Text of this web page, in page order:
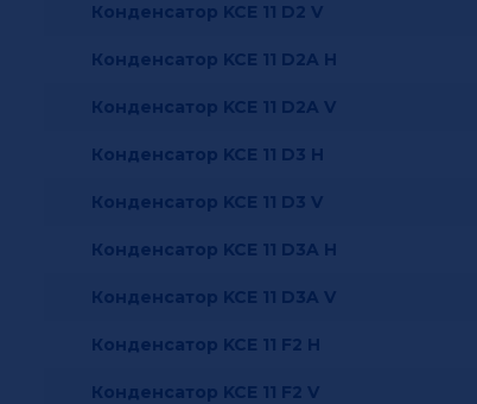
Конденсатор KCE 11 D2 V
Конденсатор KCE 11 D2A H
Конденсатор KCE 11 D2A V
Конденсатор KCE 11 D3 H
Конденсатор KCE 11 D3 V
Конденсатор KCE 11 D3A H
Конденсатор KCE 11 D3A V
Конденсатор KCE 11 F2 H
Конденсатор KCE 11 F2 V